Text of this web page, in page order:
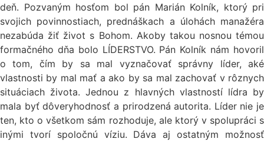
deň. Pozvaným hosťom bol pán Marián Kolník, ktorý pri
svojich povinnostiach, prednáškach a úlohách manažéra
nezabúda žiť život s Bohom. Akoby takou nosnou témou
formačného dňa bolo LÍDERSTVO. Pán Kolník nám hovoril
o tom, čím by sa mal vyznačovať správny líder, aké
vlastnosti by mal mať a ako by sa mal zachovať v rôznych
situáciach života. Jednou z hlavných vlastností lídra by
mala byť dôveryhodnosť a prirodzená autorita. Líder nie je
ten, kto o všetkom sám rozhoduje, ale ktorý v spolupráci s
inými tvorí spoločnú víziu. Dáva aj ostatným možnosť